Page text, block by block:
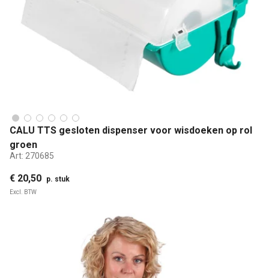
CALU TTS gesloten dispenser voor wisdoeken op rol
groen
Art: 270685
€ 20,50 p. stuk
Excl. BTW